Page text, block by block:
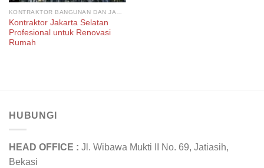
Kontraktor Jakarta Selatan
Profesional untuk Renovasi
Rumah
HUBUNGI
HEAD OFFICE : Jl. Wibawa Mukti II No. 69, Jatiasih,
Bekasi